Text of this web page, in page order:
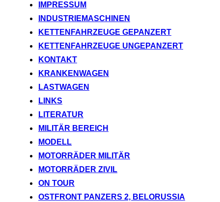
IMPRESSUM
INDUSTRIEMASCHINEN
KETTENFAHRZEUGE GEPANZERT
KETTENFAHRZEUGE UNGEPANZERT
KONTAKT
KRANKENWAGEN
LASTWAGEN
LINKS
LITERATUR
MILITÄR BEREICH
MODELL
MOTORRÄDER MILITÄR
MOTORRÄDER ZIVIL
ON TOUR
OSTFRONT PANZERS 2, BELORUSSIA